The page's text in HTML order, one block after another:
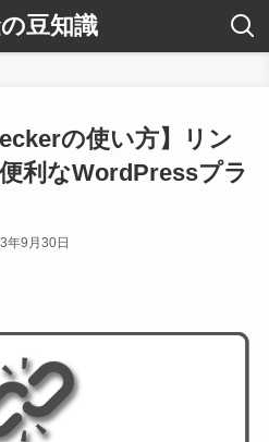
豆知識
の使い方】リン
利なWordPressプラ
年9月30日